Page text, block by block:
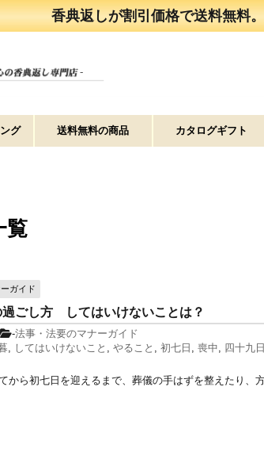
香典返しが割引価格で送料無料
グ 送料無料の商品 カタログギフト
覧
ガイド
過ごし方 してはいけないことは？
-法事・法要のマナーガイド
, してはいけないこと , やること , 初七日 , 喪中, 四十九日
から初七日を迎えるまで、葬儀の手はずを整えたり、